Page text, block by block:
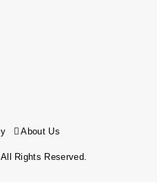
About Us
All Rights Reserved.